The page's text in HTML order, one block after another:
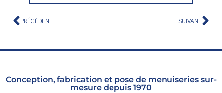
PRÉCÉDENT SUIVANT
Conception, fabrication et pose de menuiseries sur-
mesure depuis 1970